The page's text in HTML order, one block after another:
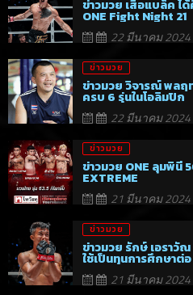
ข่าวมวย เสือแบล็ค ไ
ONE Fight Night 21
22 มีนาคม 2024
ข่าวมวย
ข่าวมวย วิจารณ์ พล
ครบ 6 รุ่นในโอลิมปิก
22 มีนาคม 2024
ข่าวมวย
ข่าวมวย ONE ลุมพิ
EXTREME
21 มีนาคม 2024
ข่าวมวย
ข่าวมวย รักษ์ เอราวั
ใช้เป็นทุนการศึกษาต่อ
21 มีนาคม 2024